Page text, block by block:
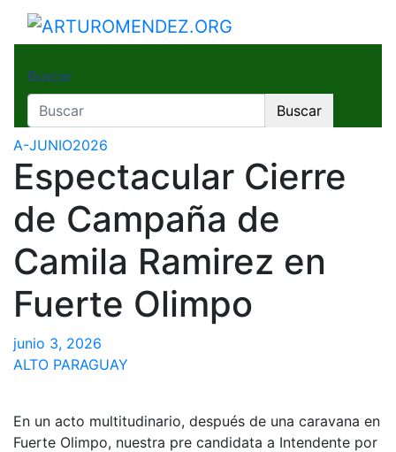
Saltar
ARTUROMENDEZ.ORG
Buscar
Buscar
A-JUNIO2026
Espectacular Cierre
de Campaña de
Camila Ramirez en
Fuerte Olimpo
junio 3, 2026
ALTO PARAGUAY
En un acto multitudinario, después de una caravana en
Fuerte Olimpo, nuestra pre candidata a Intendente por